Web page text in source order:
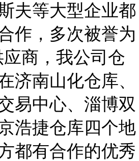
夫等大型企业都
作，多次被誉为
商，我公司仓
济南山化仓库、
易中心、淄博双
浩捷仓库四个地
都有合作的优秀